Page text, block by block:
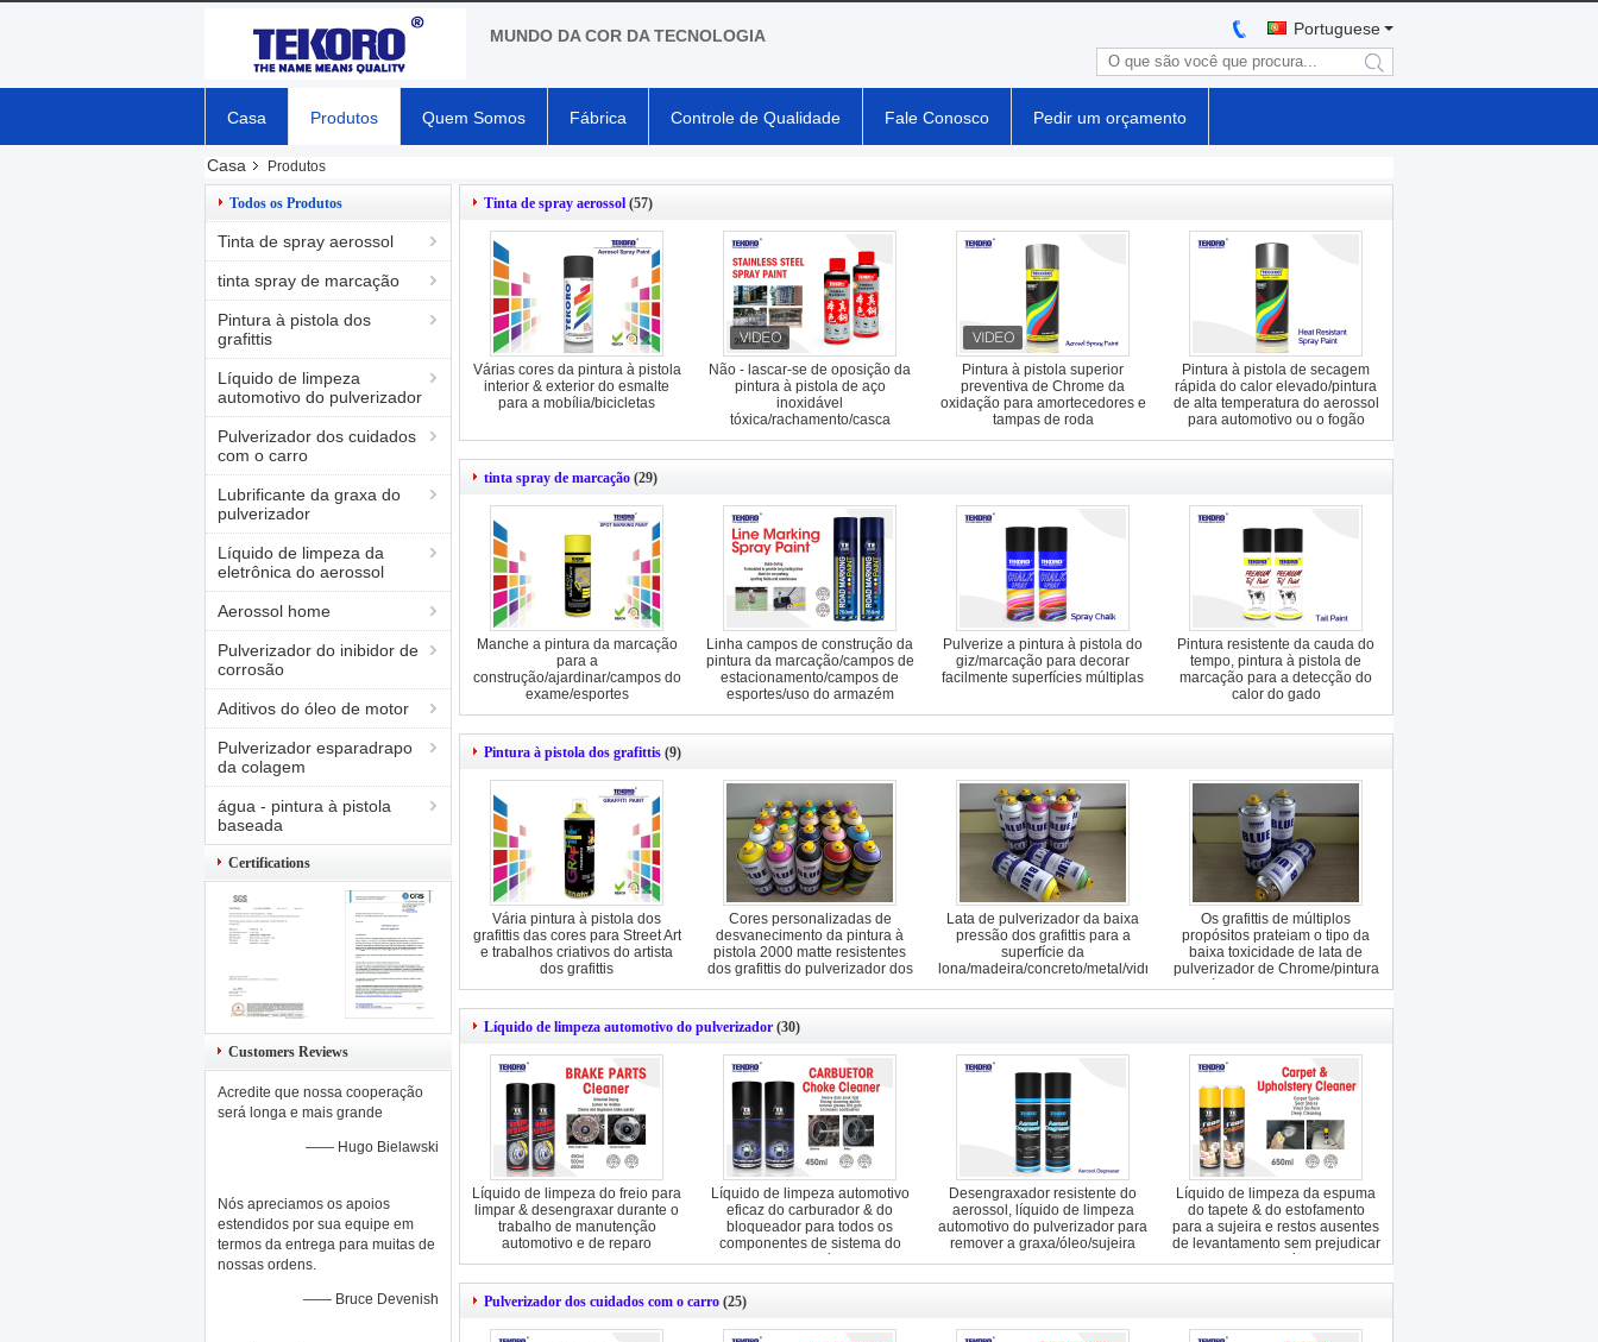
MUNDO DA COR DA TECNOLOGIA Portuguese
search
Casa Produtos Quem Somos Fábrica Controle de Qualidade Fale Conosco Pedir um orçamento
Casa Produtos
Todos os Produtos
Tinta de spray aerossol
tinta spray de marcação
Pintura à pistola dos
grafittis
Líquido de limpeza
automotivo do pulverizador
Pulverizador dos cuidados
com o carro
Lubrificante da graxa do
pulverizador
Líquido de limpeza da
eletrônica do aerossol
Aerossol home
Pulverizador do inibidor de
corrosão
Aditivos do óleo de motor
Pulverizador esparadrapo
da colagem
água - pintura à pistola
baseada
Certifications
Customers Reviews
Acredite que nossa cooperação
será longa e mais grande
—— Hugo Bielawski
Nós apreciamos os apoios
estendidos por sua equipe em
termos da entrega para muitas de
nossas ordens.
—— Bruce Devenish
Tinta de spray aerossol (57)
Várias cores da pintura à pistola
interior & exterior do esmalte
para a mobília/bicicletas
Não - lascar-se de oposição da
pintura à pistola de aço
inoxidável
tóxica/rachamento/casca
Pintura à pistola superior
preventiva de Chrome da
oxidação para amortecedores e
tampas de roda
Pintura à pistola de secagem
rápida do calor elevado/pintura
de alta temperatura do aerossol
para automotivo ou o fogão
tinta spray de marcação (29)
Manche a pintura da marcação
para a
construção/ajardinar/campos do
exame/esportes
Linha campos de construção da
pintura da marcação/campos de
estacionamento/campos de
esportes/uso do armazém
Pulverize a pintura à pistola do
giz/marcação para decorar
facilmente superfícies múltiplas
Pintura resistente da cauda do
tempo, pintura à pistola de
marcação para a detecção do
calor do gado
Pintura à pistola dos grafittis (9)
Vária pintura à pistola dos
grafittis das cores para Street Art
e trabalhos criativos do artista
dos grafittis
Cores personalizadas de
desvanecimento da pintura à
pistola 2000 matte resistentes
dos grafittis do pulverizador dos
grafittis opcionais
Lata de pulverizador da baixa
pressão dos grafittis para a
superfície da
lona/madeira/concreto/metal/vidro
Os grafittis de múltiplos
propósitos prateiam o tipo da
baixa toxicidade de lata de
pulverizador de Chrome/pintura
à pistola dos grafittis
Líquido de limpeza automotivo do pulverizador (30)
Líquido de limpeza do freio para
limpar & desengraxar durante o
trabalho de manutenção
automotivo e de reparo
Líquido de limpeza automotivo
eficaz do carburador & do
bloqueador para todos os
componentes de sistema do
combustível
Desengraxador resistente do
aerossol, líquido de limpeza
automotivo do pulverizador para
remover a graxa/óleo/sujeira
Líquido de limpeza da espuma
do tapete & do estofamento
para a sujeira e restos ausentes
de levantamento sem prejudicar
a superfície
Pulverizador dos cuidados com o carro (25)